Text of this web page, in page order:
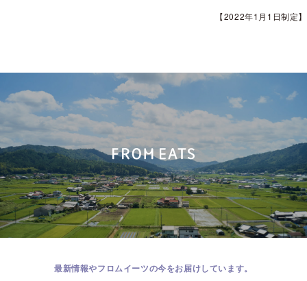
【2022年1月1日制定】
最新情報やフロムイーツの今をお届けしています。